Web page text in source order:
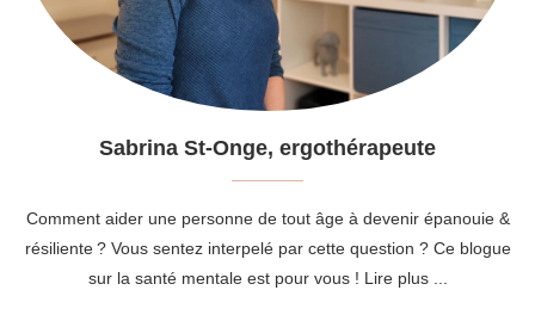
Sabrina St-Onge, ergothérapeute
Comment aider une personne de tout âge à devenir épanouie &
résiliente ? Vous sentez interpelé par cette question ? Ce blogue
sur la santé mentale est pour vous ! Lire plus ...